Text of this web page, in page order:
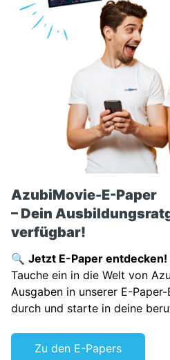
AzubiMovie-E-Paper
– Dein
verfügbar!
🔍 Jetzt E-Paper entdecken!
Tauche ein in die Welt von
Ausgaben in unserer E-
durch und starte in deine
Zu den E-Papers